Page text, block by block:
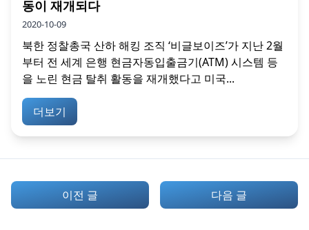
동이 재개되다
2020-10-09
북한 정찰총국 산하 해킹 조직 ‘비글보이즈’가 지난 2월
부터 전 세계 은행 현금자동입출금기(ATM) 시스템 등
을 노린 현금 탈취 활동을 재개했다고 미국...
더보기
이전 글 다음 글